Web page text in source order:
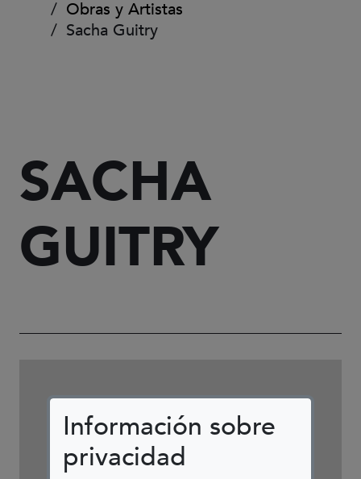
Información sobre
privacidad
Obras y Artistas
Sacha Guitry
SACHA
GUITRY